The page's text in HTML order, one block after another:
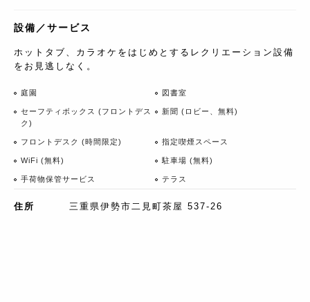
設備／サービス
ホットタブ、カラオケをはじめとするレクリエーション設備
をお見逃しなく。
庭園 図書室
セーフティボックス (フロントデス
ク)
新聞 (ロビー、無料)
フロントデスク (時間限定) 指定喫煙スペース
WiFi (無料) 駐車場 (無料)
手荷物保管サービス テラス
住所 三重県伊勢市二見町茶屋 537-26